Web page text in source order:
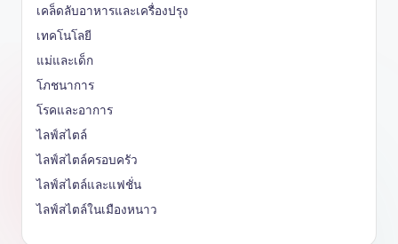
เคล็ดลับอาหารและเครื่องปรุง
เทคโนโลยี
แม่และเด็ก
โภชนาการ
โรคและอาการ
ไลฟ์สไตล์
ไลฟ์สไตล์ครอบครัว
ไลฟ์สไตล์และแฟชั่น
ไลฟ์สไตล์ในเมืองหนาว